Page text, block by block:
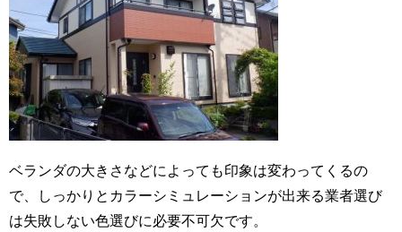
ベランダの大きさなどによっても印象は変わってくるの
で、しっかりとカラーシミュレーションが出来る業者選び
は失敗しない色選びに必要不可欠です。